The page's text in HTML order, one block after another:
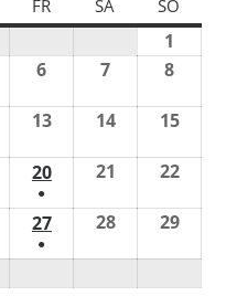
FR SA SO
1
6 7 8
13 14 15
20
●
21 22
27
●
28 29